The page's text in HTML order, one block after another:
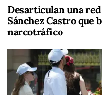
Desarticulan una
Sánchez Castro que
narcotráfico